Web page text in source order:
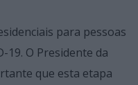
para pessoas
19. O Presidente da
que esta etapa